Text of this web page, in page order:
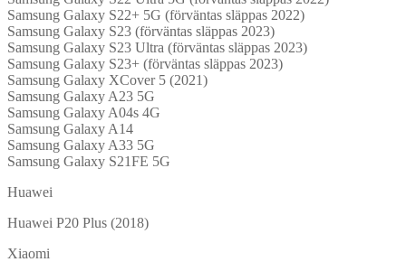
Samsung Galaxy S22+ 5G (förväntas släppas 2022)
Samsung Galaxy S23 (förväntas släppas 2023)
Samsung Galaxy S23 Ultra (förväntas släppas 2023)
Samsung Galaxy S23+ (förväntas släppas 2023)
Samsung Galaxy XCover 5 (2021)
Samsung Galaxy A23 5G
Samsung Galaxy A04s 4G
Samsung Galaxy A14
Samsung Galaxy A33 5G
Samsung Galaxy S21FE 5G
Huawei
Huawei P20 Plus (2018)
Xiaomi